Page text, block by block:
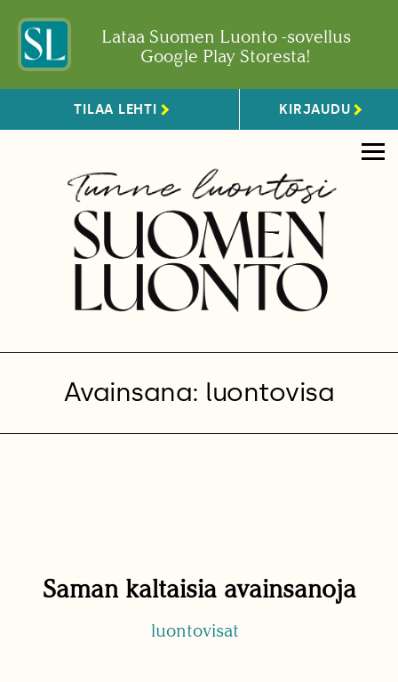
Lataa Suomen Luonto -sovellus
Google Play Storesta!
TILAA LEHTI KIRJAUDU
Avainsana: luontovisa
Saman kaltaisia avainsanoja
luontovisat